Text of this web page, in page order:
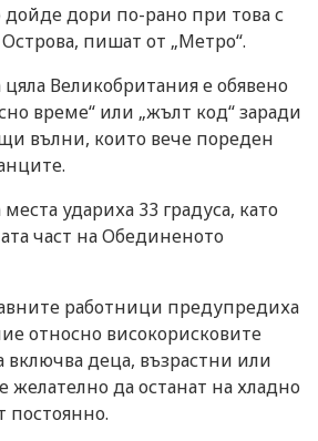
дойде дори по-рано при това с
пишат от „Метро“.
Великобритания е обявено
време“ или „жълт код“ заради
вълни, които вече пореден
удариха 33 градуса, като
част на Обединеното
работници предупредиха
относно високорисковите
включва деца, възрастни или
желателно да останат на хладно
постоянно.